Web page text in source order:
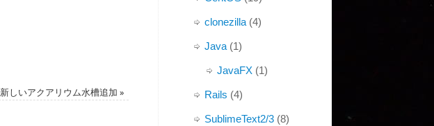
新しいアクアリウム水槽追加 »
clonezilla (4)
Java (1)
JavaFX (1)
Rails (4)
SublimeText2/3 (8)